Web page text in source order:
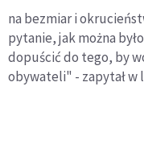
na bezmiar i
pytanie, jak można
dopuścić do tego, by
obywateli" - zapytał w